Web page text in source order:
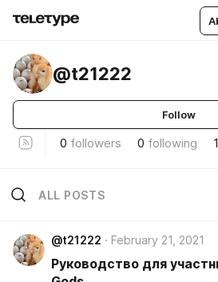
@t21222
Follow
0 followers 0 following 1
ALL POSTS
@t21222 February 21, 2021
Руководство для